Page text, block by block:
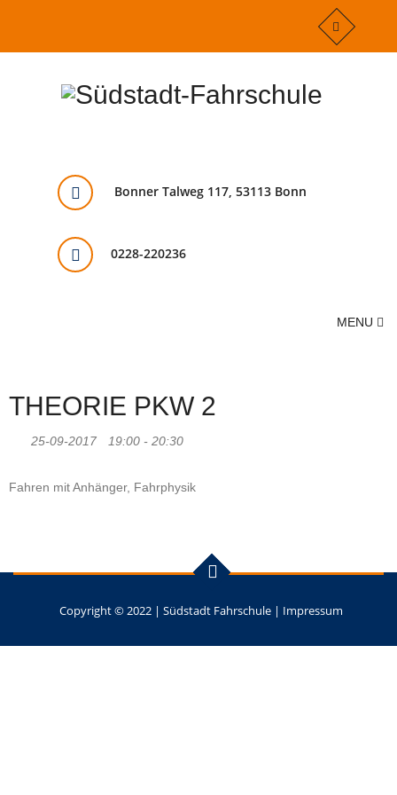
Bonner Talweg 117, 53113 Bonn
0228-220236
MENU
THEORIE PKW 2
25-09-2017 19:00 - 20:30
Fahren mit Anhänger, Fahrphysik
Copyright © 2022 | Südstadt Fahrschule | Impressum